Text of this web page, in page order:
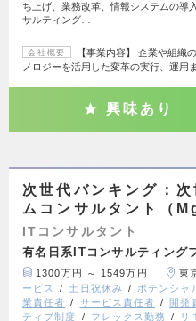
ち上げ、業務改革、情報システムの導
サルティング…
会社概要
【事業内容】 企業や組織
ノロジーを活用した変革の実行、運用
興味あり
次世代バンキング：
ムコンサルタント（
ITコンサルタント
有名日系ITコンサルティン
1300万円 ～ 1549万円 東
ービス
土日祝休み ポテンシャ
業責任者
サービス責任者 開発
ティブ制度
フレックス勤務 リ